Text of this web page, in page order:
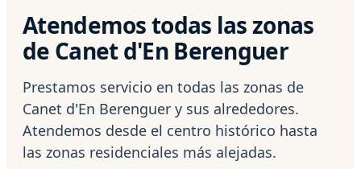
Atendemos todas las zonas
de Canet d'En Berenguer
Prestamos servicio en todas las zonas de
Canet d'En Berenguer y sus alrededores.
Atendemos desde el centro histórico hasta
las zonas residenciales más alejadas.